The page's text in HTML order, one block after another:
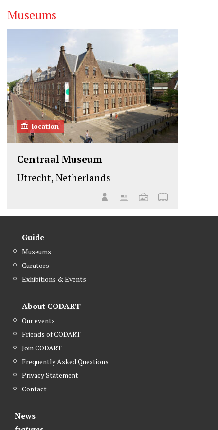
Museums
location
Centraal Museum
Utrecht, Netherlands
Guide
Museums
Curators
Exhibitions & Events
About CODART
Our events
Friends of CODART
Join CODART
Frequently Asked Questions
Privacy Statement
Contact
News